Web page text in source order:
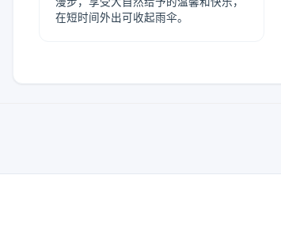
在短时间外出可收起雨伞。